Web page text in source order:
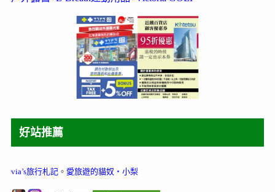
好站推薦
via’s旅行札記。 愛旅遊的貓奴‧小梨